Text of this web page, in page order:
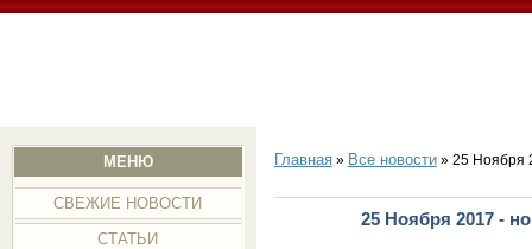
МЕНЮ
СВЕЖИЕ НОВОСТИ
СТАТЬИ
Главная» Все новости» 25 Ноября
25 Ноября 2017 -